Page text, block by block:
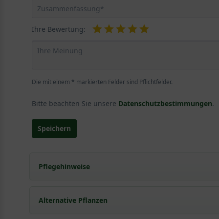
Ihre Bewertung:
Die mit einem * markierten Felder sind Pflichtfelder.
Bitte beachten Sie unsere Datenschutzbestimmungen.
Speichern
Pflegehinweise
Pflanz- und Pflegetipps Prunus 4Sure 'Sweet
Alternative Pflanzen